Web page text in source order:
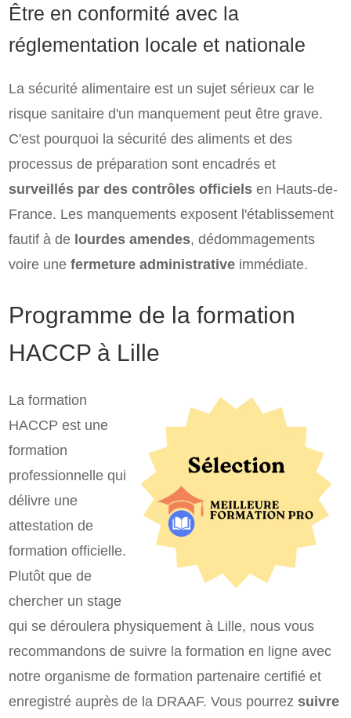
Être en conformité avec la
réglementation locale et nationale
La sécurité alimentaire est un sujet sérieux car le
risque sanitaire d'un manquement peut être grave.
C'est pourquoi la sécurité des aliments et des
processus de préparation sont encadrés et
surveillés par des contrôles officiels en Hauts-de-
France. Les manquements exposent l'établissement
fautif à de lourdes amendes, dédommagements
voire unefermeture administrative immédiate.
Programme de la formation
HACCP à Lille
La formation
HACCP est une
formation
professionnelle qui
délivre une
attestation de
formation officielle.
Plutôt que de
chercher un stage
qui se déroulera physiquement à Lille, nous vous
recommandons de suivre la formation en ligne avec
notre organisme de formation partenaire certifié et
enregistré auprès de la DRAAF. Vous pourrez suivre